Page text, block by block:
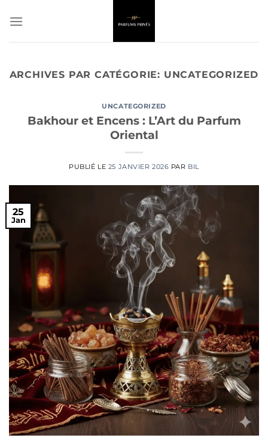
au
ARCHIVES PAR CATÉGORIE: UNCATEGORIZED
UNCATEGORIZED
Bakhour et Encens : L’Art du Parfum
Oriental
PUBLIÉ LE 25 JANVIER 2026 PAR BIL
25
Jan